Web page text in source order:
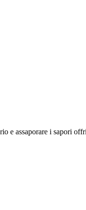
assaporare i sapori